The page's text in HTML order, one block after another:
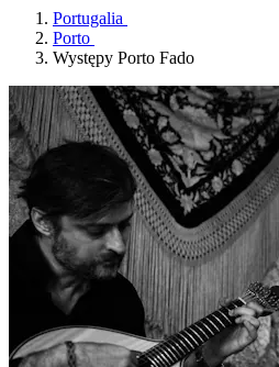
Portugalia
Porto
Występy Porto Fado